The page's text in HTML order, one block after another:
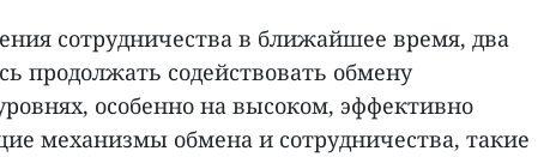
сотрудничества в ближайшее время, два
продолжать содействовать обмену
особенно на высоком, эффективно
механизмы обмена и сотрудничества, такие